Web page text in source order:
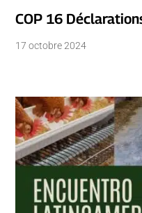
COP 16
17 octobre 2024